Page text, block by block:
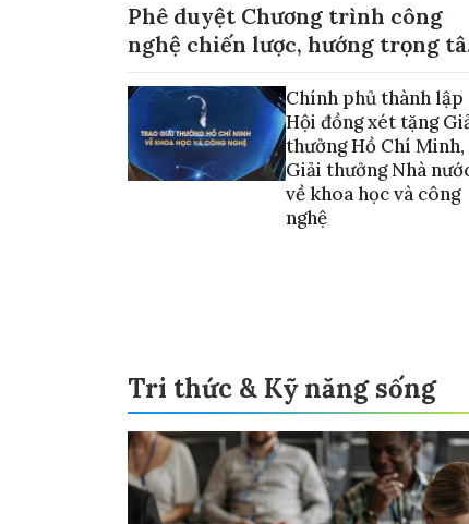
Phê duyệt Chương trình công
nghệ chiến lược, hướng trọng
Chính phủ thành lập
Hội đồng xét tặng
thưởng Hồ Chí Minh,
Giải thưởng Nhà
về khoa học và công
nghệ
Tri thức & Kỹ năng sống